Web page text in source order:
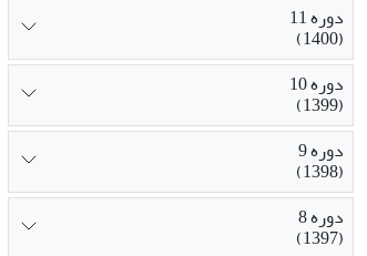
دوره 11
(1400)
دوره 10
(1399)
دوره 9
(1398)
دوره 8
(1397)